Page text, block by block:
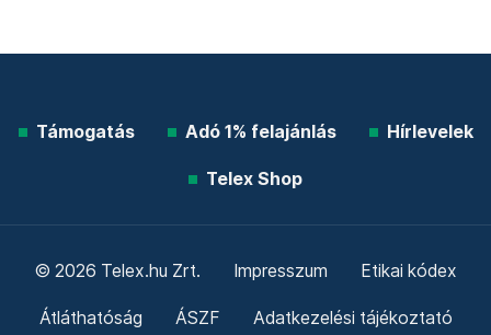
Támogatás Adó 1% felajánlás Hírlevelek
Telex Shop
© 2026 Telex.hu Zrt. Impresszum Etikai kódex
Átláthatóság ÁSZF Adatkezelési tájékoztató